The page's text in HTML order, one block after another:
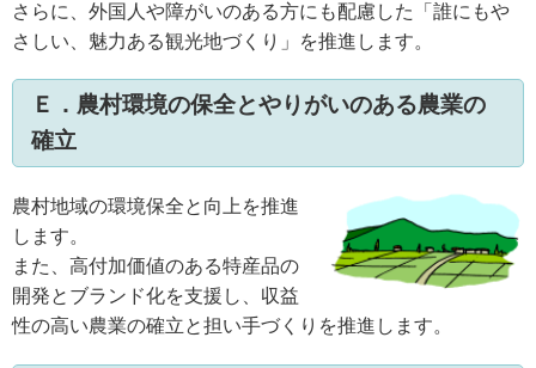
さらに、外国人や障がいのある方にも配慮した「誰にもや
さしい、魅力ある観光地づくり」を推進します。
Ｅ．農村環境の保全とやりがいのある農業の
確立
農村地域の環境保全と向上を推進
します。
また、高付加価値のある特産品の
開発とブランド化を支援し、収益
性の高い農業の確立と担い手づくりを推進します。